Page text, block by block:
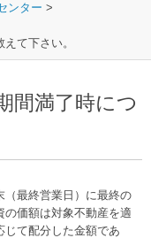
ンター
て下さい。
間満了時につ
（最終営業日）に最終の
価額は対象不動産を適
じて配分した金額であ